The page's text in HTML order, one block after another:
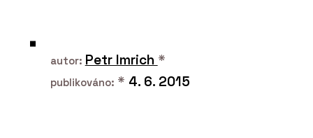
autor: Petr Imrich *
publikováno: * 4. 6. 2015